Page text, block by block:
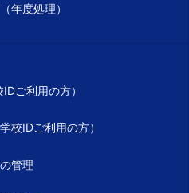
年度処理）
ご利用の方）
校IDご利用の方）
管理